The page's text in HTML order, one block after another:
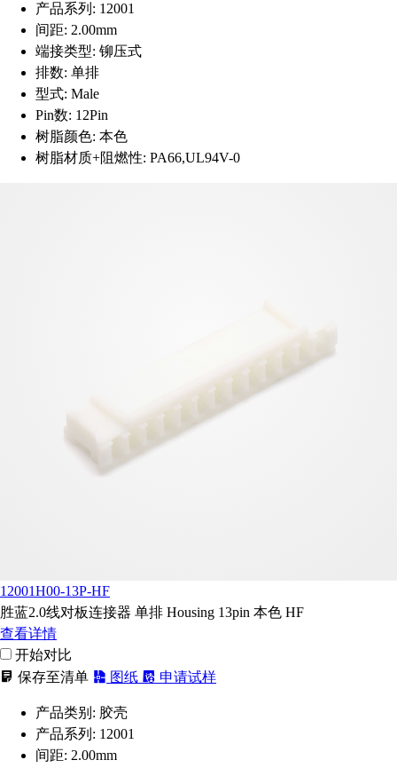
产品系列: 12001
间距: 2.00mm
端接类型: 铆压式
排数: 单排
型式: Male
Pin数: 12Pin
树脂颜色: 本色
树脂材质+阻燃性: PA66,UL94V-0
12001H00-13P-HF
胜蓝2.0线对板连接器 单排 Housing 13pin 本色 HF
查看详情
开始对比
保存至清单
图纸 申请试样
产品类别: 胶壳
产品系列: 12001
间距: 2.00mm